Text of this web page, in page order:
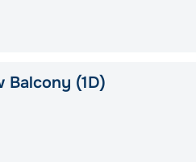
Balcony (1D)